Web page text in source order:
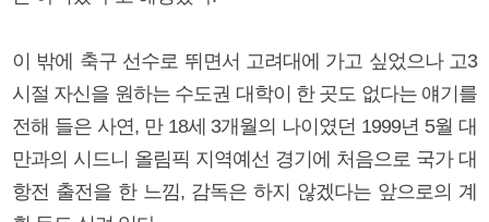
이 밖에 축구 선수로 뛰면서 고려대에 가고 싶었으나 고3
시절 자신을 원하는 수도권 대학이 한 곳도 없다는 얘기를
전해 들은 사연, 만 18세 3개월의 나이였던 1999년 5월 대
만과의 시드니 올림픽 지역예선 경기에 처음으로 국가 대
항전 출전을 한 느낌, 감독은 하지 않겠다는 앞으로의 계